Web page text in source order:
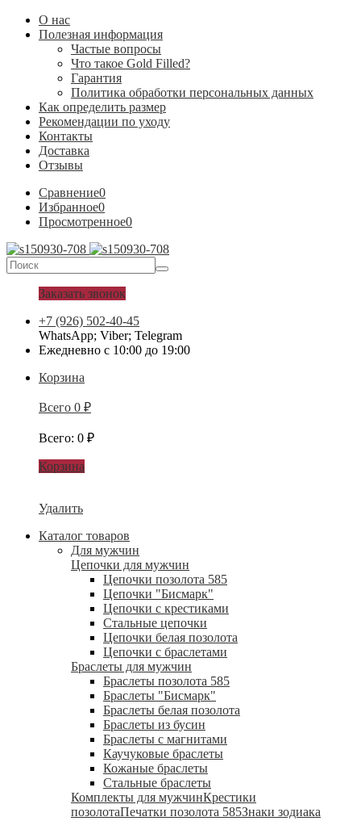
О нас
Полезная информация
Частые вопросы
Что такое Gold Filled?
Гарантия
Политика обработки персональных данных
Как определить размер
Рекомендации по уходу
Контакты
Доставка
Отзывы
Сравнение0
Избранное0
Просмотренное0
Заказать звонок
+7 (926) 502-40-45
WhatsApp; Viber; Telegram
Ежедневно с 10:00 до 19:00
Корзина
Всего 0 ₽
Всего: 0 ₽
Корзина
Удалить
Каталог товаров
Для мужчин
Цепочки для мужчин
Цепочки позолота 585
Цепочки "Бисмарк"
Цепочки с крестиками
Стальные цепочки
Цепочки белая позолота
Цепочки с браслетами
Браслеты для мужчин
Браслеты позолота 585
Браслеты "Бисмарк"
Браслеты белая позолота
Браслеты из бусин
Браслеты с магнитами
Каучуковые браслеты
Кожаные браслеты
Стальные браслеты
Комплекты для мужчинКрестики
позолотаПечатки позолота 585Знаки зодиака